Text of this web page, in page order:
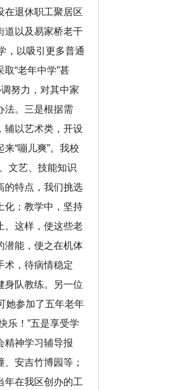
在退休职工聚居区
道以及易家桥老干
，以吸引更多普通
“老年中学”甚
努力，对其中家
法。三是根据需
辅以艺术类，开设
“嘣儿爽”。我校
文艺、技能知识
的特点，我们挑选
化；教学中，坚持
。这样，使这些老
潜能，使之在机体
术，待病情稳定
身队教练。另一位
她参加了五年老年
乐！”五是享受学
精神学习辅导报
安吉竹博园等；
年在我区创办的工